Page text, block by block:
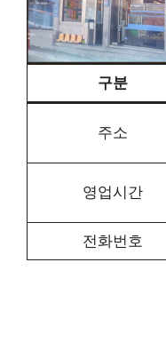
구분
주소
영업시간
전화번호